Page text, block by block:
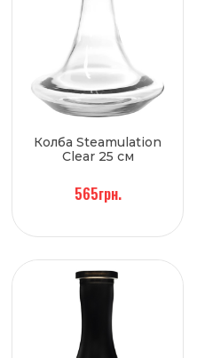
Колба Steamulation
Clear 25 см
565грн.